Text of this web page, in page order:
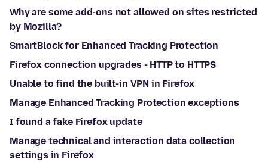
Why are some add-ons not allowed on sites restricted
by Mozilla?
SmartBlock for Enhanced Tracking Protection
Firefox connection upgrades - HTTP to HTTPS
Unable to find the built-in VPN in Firefox
Manage Enhanced Tracking Protection exceptions
I found a fake Firefox update
Manage technical and interaction data collection
settings in Firefox